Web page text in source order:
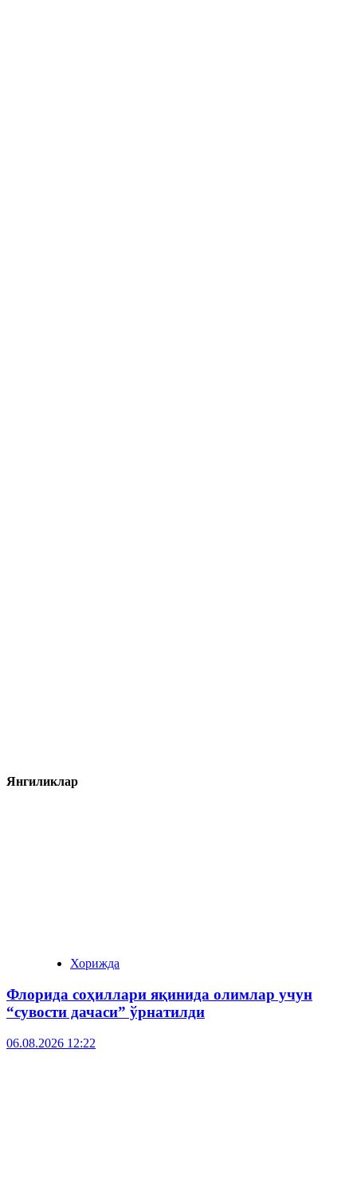
Янгиликлар
Хорижда
Флорида соҳиллари яқинида олимлар учун
“сувости дачаси” ўрнатилди
06.08.2026 12:22